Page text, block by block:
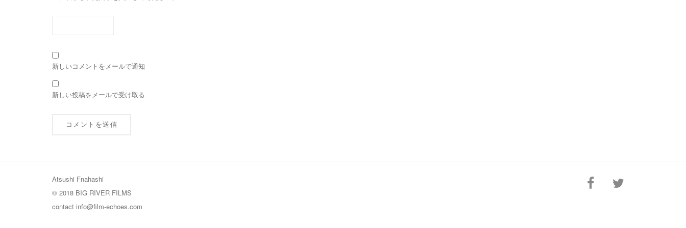
新しいコメントをメールで通知
新しい投稿をメールで受け取る
Atsushi Fnahashi
© 2018 BIG RIVER FILMS
contact info@film-echoes.com